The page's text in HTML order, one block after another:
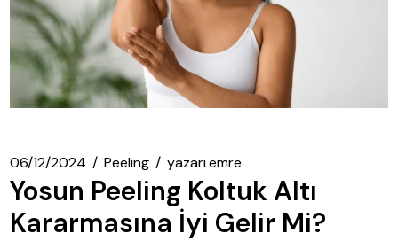
06/12/2024 Peeling yazarıemre
Yosun Peeling Koltuk Altı
Kararmasına İyi Gelir Mi?